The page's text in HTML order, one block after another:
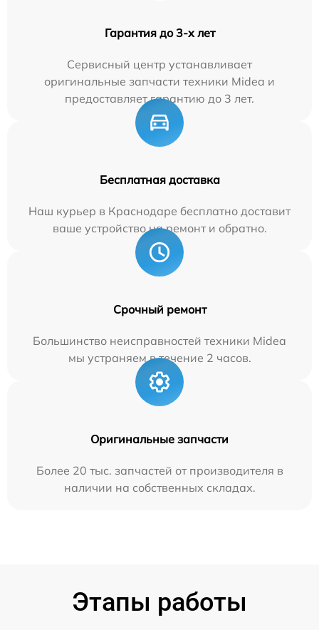
Гарантия до 3-х лет
Сервисный центр устанавливает
оригинальные запчасти техники Midea и
предоставляет гарантию до 3 лет.
Бесплатная доставка
Наш курьер в Краснодаре бесплатно доставит
ваше устройство на ремонт и обратно.
Срочный ремонт
Большинство неисправностей техники Midea
мы устраняем в течение 2 часов.
Оригинальные запчасти
Более 20 тыс. запчастей от производителя в
наличии на собственных складах.
Этапы работы